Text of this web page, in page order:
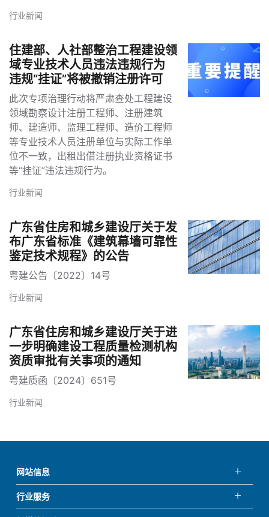
行业新闻
住建部、人社部整治工程建设领
域专业技术人员违法违规行为
违规“挂证”将被撤销注册许可
此次专项治理行动将严肃查处工程建设
领域勘察设计注册工程师、注册建筑
师、建造师、监理工程师、造价工程师
等专业技术人员注册单位与实际工作单
位不一致，出租出借注册执业资格证书
等“挂证”违法违规行为。
行业新闻
广东省住房和城乡建设厅关于发
布广东省标准《建筑幕墙可靠性
鉴定技术规程》的公告
粤建公告〔2022〕14号
行业新闻
广东省住房和城乡建设厅关于进
一步明确建设工程质量检测机构
资质审批有关事项的通知
粤建质函〔2024〕651号
行业新闻
网站信息
行业服务